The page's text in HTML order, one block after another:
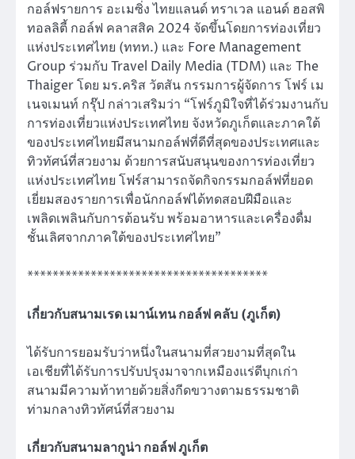
กอล์ฟรายการ อะเมซิ่ง ไทยแลนด์ ทราเวล แอนด์ ฮอสพิ
ทอลลิตี้ กอล์ฟ คลาสสิค 2024 จัดขึ้นโดยการท่องเที่ยว
แห่งประเทศไทย (ททท.) และ Fore Management
Group ร่วมกับ Travel Daily Media (TDM) และ The
Thaiger โดย มร.คริส วัตสัน กรรมการผู้จัดการ โฟร์ เม
เนจเมนท์ กรุ๊ป กล่าวเสริมว่า “โฟร์ภูมิใจที่ได้ร่วมงานกับ
การท่องเที่ยวแห่งประเทศไทย จังหวัดภูเก็ตและภาคใต้
ของประเทศไทยมีสนามกอล์ฟที่ดีที่สุดของประเทศและ
ทิวทัศน์ที่สวยงาม ด้วยการสนับสนุนของการท่องเที่ยว
แห่งประเทศไทย โฟร์สามารถจัดกิจกรรมกอล์ฟที่ยอด
เยี่ยมสองรายการเพื่อนักกอล์ฟได้ทดสอบฝีมือและ
เพลิดเพลินกับการต้อนรับ พร้อมอาหารและเครื่องดื่ม
ชั้นเลิศจากภาคใต้ของประเทศไทย”
**************************************
เกี่ยวกับสนามเรด เมาน์เทน กอล์ฟ คลับ (ภูเก็ต)
ได้รับการยอมรับว่าหนึ่งในสนามที่สวยงามที่สุดใน
เอเชียที่ได้รับการปรับปรุงมาจากเหมืองแร่ดีบุกเก่า
สนามมีความท้าทายด้วยสิ่งกีดขวางตามธรรมชาติ
ท่ามกลางทิวทัศน์ที่สวยงาม
เกี่ยวกับสนามลากูน่า กอล์ฟ ภูเก็ต